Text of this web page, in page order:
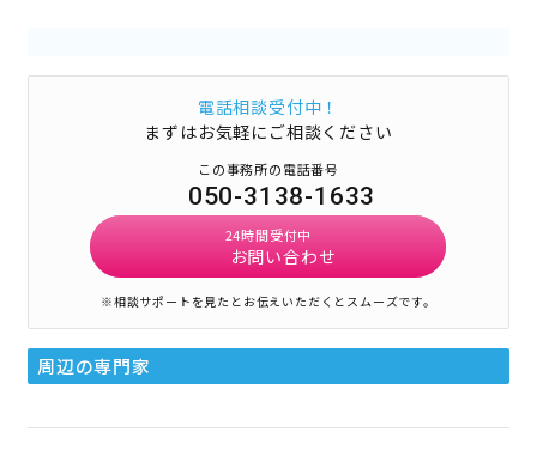
電話相談受付中！
まずはお気軽にご相談ください
この事務所の電話番号
050-3138-1633
24時間受付中
お問い合わせ
※相談サポートを見たとお伝えいただくとスムーズです。
周辺の専門家